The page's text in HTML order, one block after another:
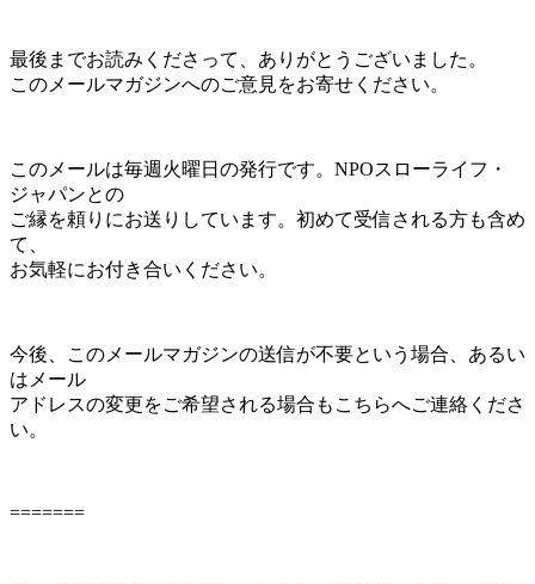
最後までお読みくださって、ありがとうございました。
このメールマガジンへのご意見をお寄せください。
このメールは毎週火曜日の発行です。NPOスローライフ・
ジャパンとの
ご縁を頼りにお送りしています。初めて受信される方も含め
て、
お気軽にお付き合いください。
今後、このメールマガジンの送信が不要という場合、あるい
はメール
アドレスの変更をご希望される場合もこちらへご連絡くださ
い。
=======